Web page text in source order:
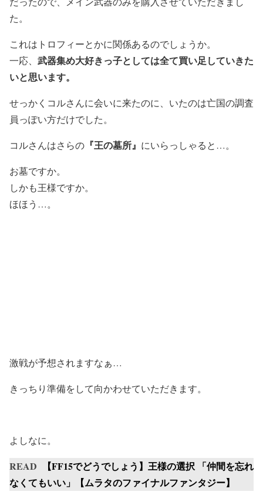
た。
これはトロフィーとかに関係あるのでしょうか。
一応、 武器集め大好きっ子としては全て買い足していきた
いと思います。
せっかくコルさんに会いに来たのに、いたのは亡国の調査
員っぽい方だけでした。
コルさんはさらの 『王の墓所』 にいらっしゃると…。
お墓ですか。
しかも王様ですか。
ほほう…。
激戦が予想されますなぁ…
きっちり準備をして向かわせていただきます。
よしなに。
READ
【FF15でどうでしょう】王様の選択 「仲間を忘れ
なくてもいい」【ムラタのファイナルファンタジー】